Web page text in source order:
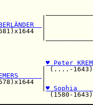
|
♥ Peter
| (....-
|
♥